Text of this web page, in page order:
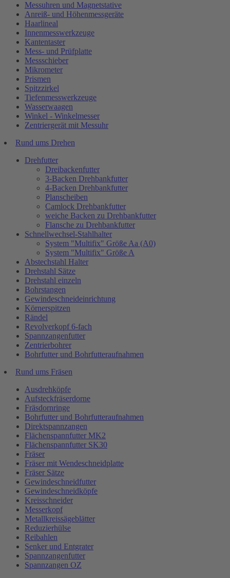
Messuhren und Magnetstative
Anreiß- und Höhenmessgeräte
Haarlineal
Innenmesswerkzeuge
Kantentaster
Mess- und Prüfplatte
Messschieber
Mikrometer
Prismen
Spitzzirkel
Tiefenmesswerkzeuge
Wasserwaagen
Winkel - Winkelmesser
Zentriergerät mit Messuhr
Rund ums Drehen
Drehfutter
Dreibackenfutter
3-Backen Drehbankfutter
4-Backen Drehbankfutter
Planscheiben
Camlock Drehbankfutter
weiche Backen zu Drehbankfutter
Flansche zu Drehbankfutter
Schnellwechsel-Stahlhalter
System "Multifix" Größe Aa (A0)
System "Multifix" Größe A
Abstechstahl Halter
Drehstahl Sätze
Drehstahl einzeln
Bohrstangen
Gewindeschneideinrichtung
Körnerspitzen
Rändel
Revolverkopf 6-fach
Spannzangenfutter
Zentrierbohrer
Bohrfutter und Bohrfutteraufnahmen
Rund ums Fräsen
Ausdrehköpfe
Aufsteckfräserdorne
Fräsdornringe
Bohrfutter und Bohrfutteraufnahmen
Direktspannzangen
Flächenspannfutter MK2
Flächenspannfutter SK30
Fräser
Fräser mit Wendeschneidplatte
Fräser Sätze
Gewindeschneidfutter
Gewindeschneidköpfe
Kreisschneider
Messerkopf
Metallkreissägeblätter
Reduzierhülse
Reibahlen
Senker und Entgrater
Spannzangenfutter
Spannzangen OZ